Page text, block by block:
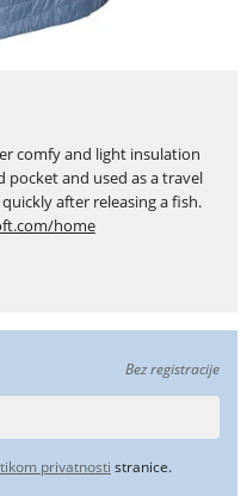
comfy and light insulation
pocket and used as a travel
after releasing a fish.
home
Bez registracije
privatnosti stranice.